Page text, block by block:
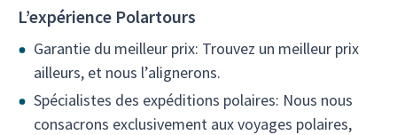
L’expérience Polartours
Garantie du meilleur prix: Trouvez un meilleur prix
ailleurs, et nous l’alignerons.
Spécialistes des expéditions polaires: Nous nous
consacrons exclusivement aux voyages polaires,